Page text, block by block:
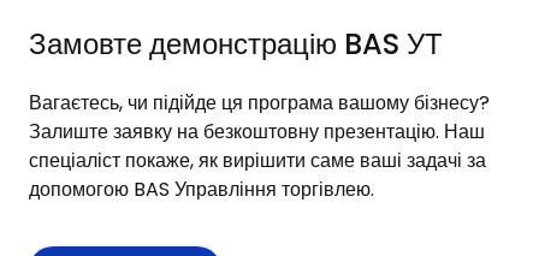
Замовте демонстрацію BAS УТ
Вагаєтесь, чи підійде ця програма вашому бізнесу?
Залиште заявку на безкоштовну презентацію. Наш
спеціаліст покаже, як вирішити саме ваші задачі за
допомогою BAS Управління торгівлею.